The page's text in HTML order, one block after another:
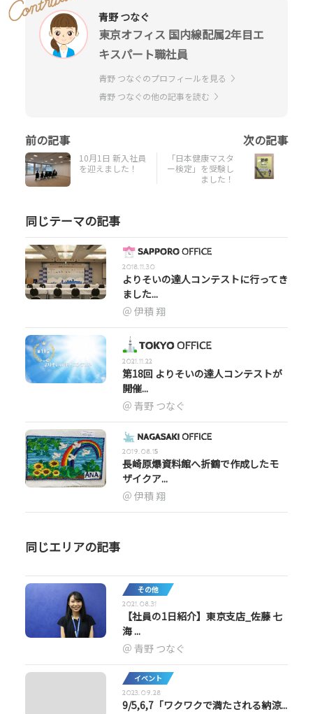
青野 つなぐ
東京オフィス 国内線配属2年目エ
キスパート職社員
青野 つなぐのプロフィールを見る
青野 つなぐの他の記事を読む
10月1日 新入社員
を迎えました！
「日本健康マスタ
ー検定」を受験し
ました！
同じテーマの記事
2018.11.30
よりそいの達人コンテストに行ってき
ました...
伊積 翔
2021.11.22
第18回 よりそいの達人コンテストが
開催...
青野 つなぐ
2019.08.15
長崎原爆資料館へ折鶴で作成したモ
ザイクア...
伊積 翔
同じエリアの記事
その他
2021.08.31
【社員の1日紹介】東京支店_佐藤 七
海 ...
青野 つなぐ
イベント
2023.09.28
9/5,6,7「ワクワクで満たされる納涼...